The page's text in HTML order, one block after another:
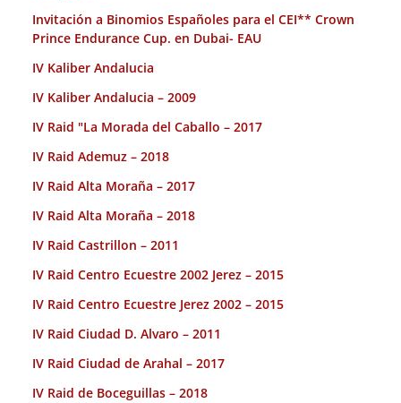
Invitación a Binomios Españoles para el CEI** Crown
Prince Endurance Cup. en Dubai- EAU
IV Kaliber Andalucia
IV Kaliber Andalucia – 2009
IV Raid "La Morada del Caballo – 2017
IV Raid Ademuz – 2018
IV Raid Alta Moraña – 2017
IV Raid Alta Moraña – 2018
IV Raid Castrillon – 2011
IV Raid Centro Ecuestre 2002 Jerez – 2015
IV Raid Centro Ecuestre Jerez 2002 – 2015
IV Raid Ciudad D. Alvaro – 2011
IV Raid Ciudad de Arahal – 2017
IV Raid de Boceguillas – 2018